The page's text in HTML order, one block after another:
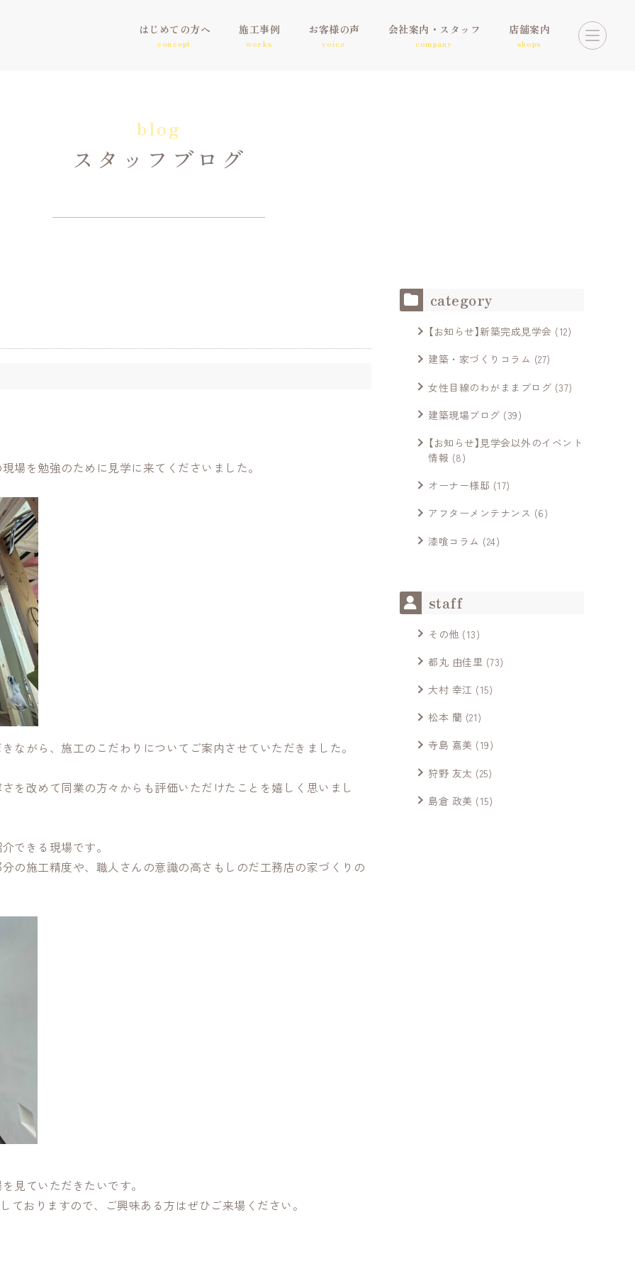
はじめての方へ
concept
施工事例
works
お客様の声
voice
会社案内・スタッフ
company
店舗案内
shops
blog
スタッフブログ
場を勉強のために見学に来てくださいました。
ながら、施工のこだわりについてご案内させていただきました。
を改めて同業の方々からも評価いただけたことを嬉しく思いまし
できる現場です。
の施工精度や、職人さんの意識の高さもしのだ工務店の家づくりの
見ていただきたいです。
おりますので、ご興味ある方はぜひご来場ください。
category
【お知らせ】新築完成見学会 (12)
建築・家づくりコラム (27)
女性目線のわがままブログ (37)
建築現場ブログ (39)
【お知らせ】見学会以外のイベント
情報 (8)
オーナー様邸 (17)
アフターメンテナンス (6)
漆喰コラム (24)
staff
その他 (13)
都丸 由佳里 (73)
大村 幸江 (15)
松本 蘭 (21)
寺島 嘉美 (19)
狩野 友太 (25)
島倉 政美 (15)